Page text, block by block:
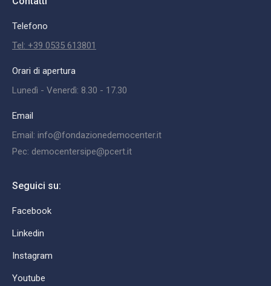
Telefono
Tel: +39 0535 613801
Orari di apertura
Lunedì - Venerdì: 8.30 - 17.30
Email
Email: info@fondazionedemocenter.it
Pec: democentersipe@pcert.it
Seguici su:
Facebook
Linkedin
Instagram
Youtube